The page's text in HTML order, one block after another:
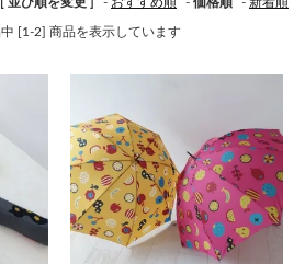
[1-2] 商品を表示しています